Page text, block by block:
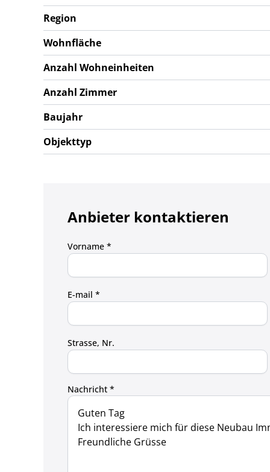
Region
Wohnfläche
Anzahl Wohneinheiten
Anzahl Zimmer
Baujahr
Objekttyp
Anbieter kontaktieren
Vorname *
E-mail *
Strasse, Nr.
Nachricht *